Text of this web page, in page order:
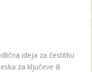
ideja za čestitku
za ključeve ili